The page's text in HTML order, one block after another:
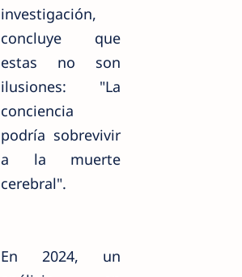
investigación,
concluye que
estas no son
ilusiones: "La
conciencia
podría sobrevivir
a la muerte
cerebral".
En 2024, un